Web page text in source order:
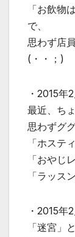
「お飲物
で、
思わず店
(・・；)
・2015年
最近、ち
思わずグ
「ホステ
「おやじ
「ラッス
・2015年
「迷宮」